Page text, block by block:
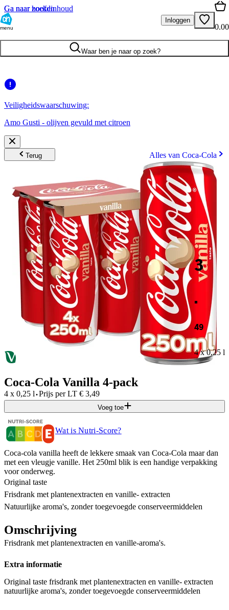
Ga naar hoofdinhoud
Ga naar zoeken
menu
Inloggen
0.00
Waar ben je naar op zoek?
Veiligheidswaarschuwing:
Amo Gusti - olijven gevuld met citroen
Terug Alles van Coca-Cola
3
.
49
4 x 0,25 l
Coca-Cola Vanilla 4-pack
4 x 0,25 l·Prijs per LT € 3,49
Voeg toe
Wat is Nutri-Score?
Coca-cola vanilla heeft de lekkere smaak van Coca-Cola maar dan
met een vleugje vanille. Het 250ml blik is een handige verpakking
voor onderweg.
Original taste
Frisdrank met plantenextracten en vanille- extracten
Natuurlijke aroma's, zonder toegevoegde conserveermiddelen
Omschrijving
Frisdrank met plantenextracten en vanille-aroma's.
Extra informatie
Original taste frisdrank met plantenextracten en vanille- extracten
natuurlijke aroma's, zonder toegevoegde conserveermiddelen